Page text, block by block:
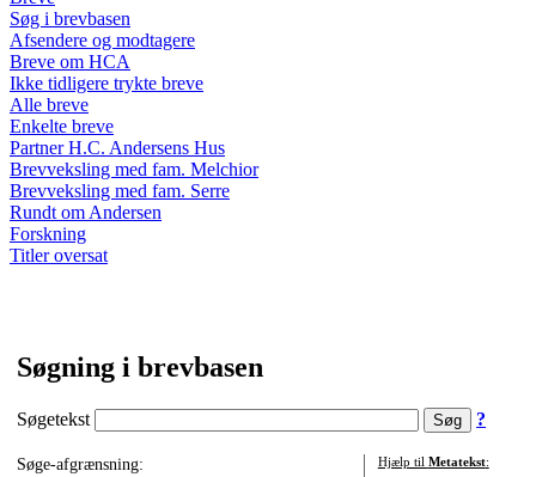
Søg i brevbasen
Afsendere og modtagere
Breve om HCA
Ikke tidligere trykte breve
Alle breve
Enkelte breve
Partner H.C. Andersens Hus
Brevveksling med fam. Melchior
Brevveksling med fam. Serre
Rundt om Andersen
Forskning
Titler oversat
Søgning i brevbasen
Søgetekst ?
Søge-afgrænsning:
Hjælp til Metatekst: